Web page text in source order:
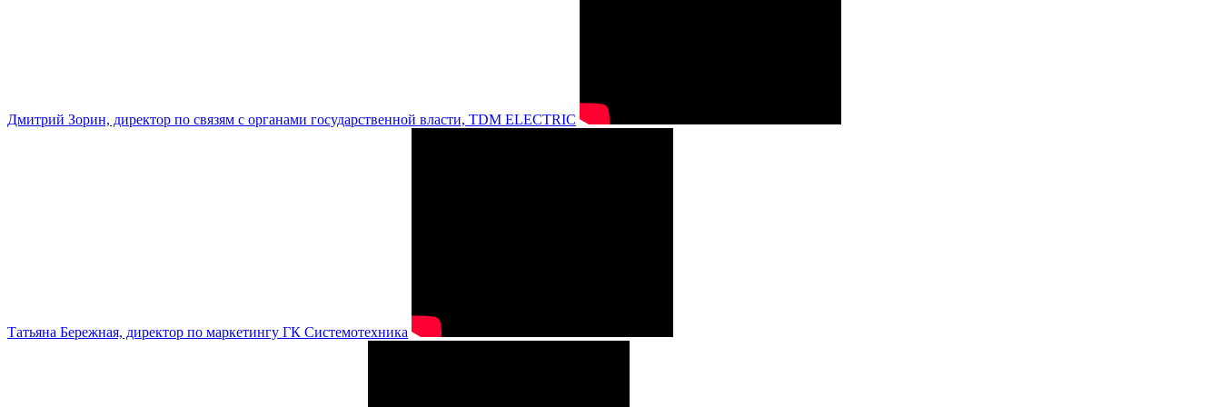
Дмитрий Зорин, директор по связям с органами государственной власти, TDM ELECTRIC
Татьяна Бережная, директор по маркетингу ГК Системотехника